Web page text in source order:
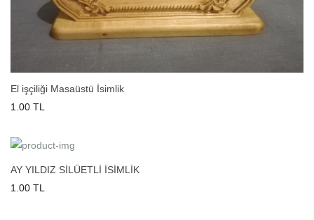
El işçiliği Masaüstü İsimlik
1.00 TL
AY YILDIZ SİLÜETLİ İSİMLİK
1.00 TL